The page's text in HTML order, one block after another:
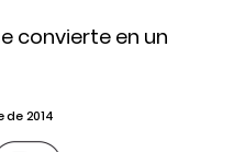
convierte en un
2014